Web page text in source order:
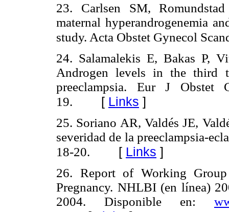
23. Carlsen SM,
maternal hyperandrogenemia
study. Acta Obstet Gynecol
24. Salamalekis E, Bakas P,
Androgen levels in the third
preeclampsia. Eur J Obstet
19. [ Links ]
25. Soriano AR, Valdés JE,
severidad de la preeclampsia-
18-20. [ Links ]
26. Report of Working
Pregnancy. NHLBI (en línea)
2004. Disponible en: